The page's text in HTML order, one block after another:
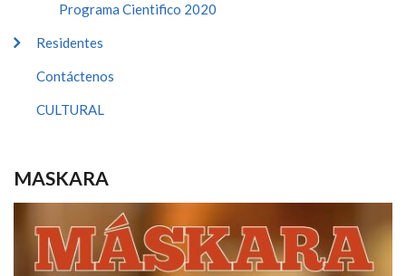
Programa Cientifico 2020
Residentes
Contáctenos
CULTURAL
MASKARA